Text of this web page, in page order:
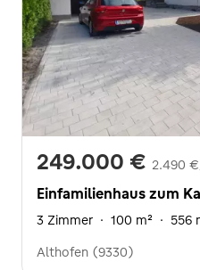
249.000 € 2.490
Einfamilienhaus zum
3 Zimmer · 100 m² · 556
Althofen (9330)